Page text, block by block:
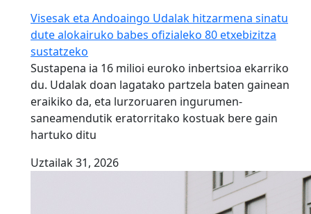
Visesak eta Andoaingo Udalak hitzarmena sinatu
dute alokairuko babes ofizialeko 80 etxebizitza
sustatzeko
Sustapena ia 16 milioi euroko inbertsioa ekarriko
du. Udalak doan lagatako partzela baten gainean
eraikiko da, eta lurzoruaren ingurumen-
saneamendutik eratorritako kostuak bere gain
hartuko ditu
Uztailak 31, 2026